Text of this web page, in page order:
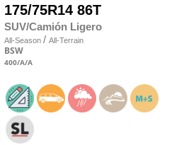
175/75R14 86T
SUV/Camión Ligero
All-Season / All-Terrain
BSW
400/A/A